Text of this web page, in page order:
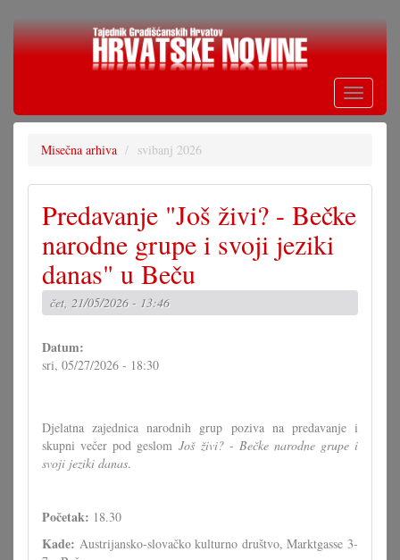
Skoči
Toggle
Misečna arhiva svibanj 2026
Predavanje "Još živi? - Bečke
narodne grupe i svoji jeziki
danas" u Beču
čet, 21/05/2026 - 13:46
Datum:
sri, 05/27/2026 - 18:30
Djelatna zajednica narodnih grup poziva na predavanje i
skupni večer pod geslomJoš živi? - Bečke narodne grupe i
svoji jeziki danas.
Početak: 18.30
Kade: Austrijansko-slovačko kulturno društvo, Marktgasse 3-